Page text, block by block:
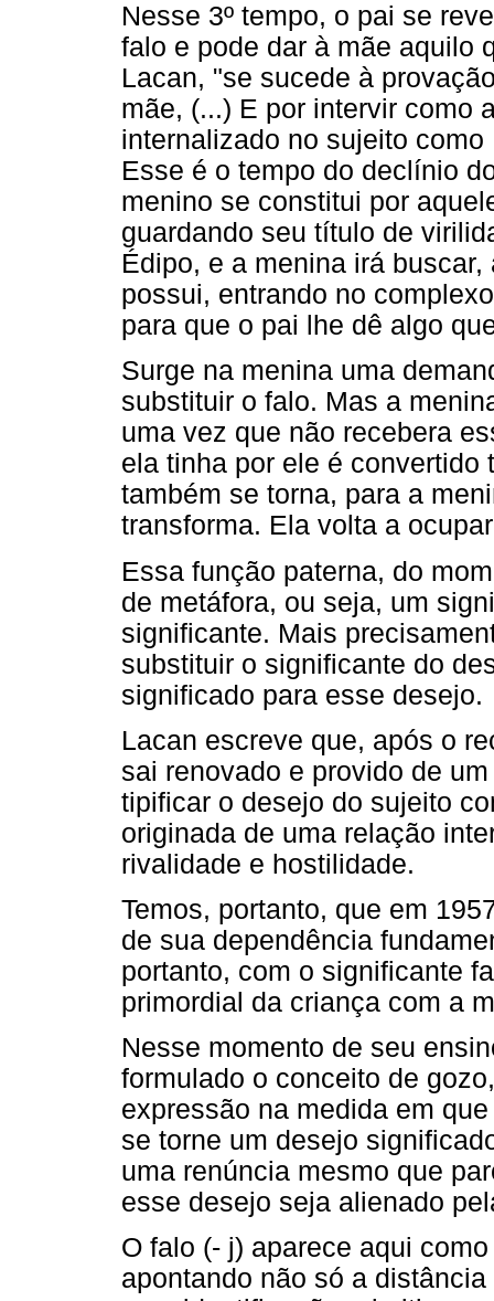
Nesse 3º tempo, o pai se
falo e pode dar à mãe aquilo
Lacan, "se sucede à
mãe, (...) E por intervir como
internalizado no sujeito
Esse é o tempo do declínio
menino se constitui por
guardando seu título de
Édipo, e a menina irá
possui, entrando no
para que o pai lhe dê algo
Surge na menina uma
substituir o falo. Mas a
uma vez que não recebera
ela tinha por ele é convertido
também se torna, para a
transforma. Ela volta a
Essa função paterna, do
de metáfora, ou seja, um
significante. Mais
substituir o significante do
significado para esse desejo.
Lacan escreve que, após o
sai renovado e provido de
tipificar o desejo do sujeito
originada de uma relação
rivalidade e hostilidade.
Temos, portanto, que em
de sua dependência
portanto, com o significante
primordial da criança com a
Nesse momento de seu
formulado o conceito de
expressão na medida em
se torne um desejo
uma renúncia mesmo que
esse desejo seja alienado
O falo (- j) aparece aqui
apontando não só a